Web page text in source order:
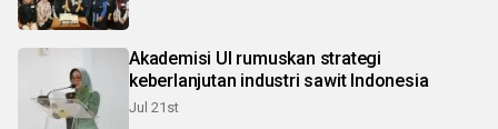
Akademisi UI rumuskan strategi
keberlanjutan industri sawit Indonesia
Jul 21st